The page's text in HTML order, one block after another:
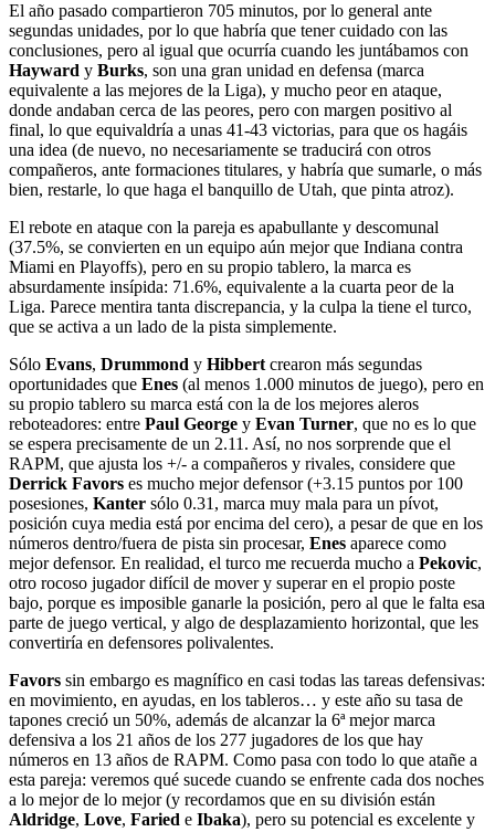
El año pasado compartieron 705 minutos, por lo general ante
segundas unidades, por lo que habría que tener cuidado con las
conclusiones, pero al igual que ocurría cuando les juntábamos con
Hayward y Burks, son una gran unidad en defensa (marca
equivalente a las mejores de la Liga), y mucho peor en ataque,
donde andaban cerca de las peores, pero con margen positivo al
final, lo que equivaldría a unas 41-43 victorias, para que os hagáis
una idea (de nuevo, no necesariamente se traducirá con otros
compañeros, ante formaciones titulares, y habría que sumarle, o más
bien, restarle, lo que haga el banquillo de Utah, que pinta atroz).
El rebote en ataque con la pareja es apabullante y descomunal
(37.5%, se convierten en un equipo aún mejor que Indiana contra
Miami en Playoffs), pero en su propio tablero, la marca es
absurdamente insípida: 71.6%, equivalente a la cuarta peor de la
Liga. Parece mentira tanta discrepancia, y la culpa la tiene el turco,
que se activa a un lado de la pista simplemente.
Sólo Evans, Drummond y Hibbert crearon más segundas
oportunidades que Enes (al menos 1.000 minutos de juego), pero en
su propio tablero su marca está con la de los mejores aleros
reboteadores: entre Paul George y Evan Turner, que no es lo que
se espera precisamente de un 2.11. Así, no nos sorprende que el
RAPM, que ajusta los +/- a compañeros y rivales, considere que
Derrick Favors es mucho mejor defensor (+3.15 puntos por 100
posesiones, Kanter sólo 0.31, marca muy mala para un pívot,
posición cuya media está por encima del cero), a pesar de que en los
números dentro/fuera de pista sin procesar, Enes aparece como
mejor defensor. En realidad, el turco me recuerda mucho a Pekovic,
otro rocoso jugador difícil de mover y superar en el propio poste
bajo, porque es imposible ganarle la posición, pero al que le falta esa
parte de juego vertical, y algo de desplazamiento horizontal, que les
convertiría en defensores polivalentes.
Favors sin embargo es magnífico en casi todas las tareas defensivas:
en movimiento, en ayudas, en los tableros… y este año su tasa de
tapones creció un 50%, además de alcanzar la 6ª mejor marca
defensiva a los 21 años de los 277 jugadores de los que hay
números en 13 años de RAPM. Como pasa con todo lo que atañe a
esta pareja: veremos qué sucede cuando se enfrente cada dos noches
a lo mejor de lo mejor (y recordamos que en su división están
Aldridge, Love, Faried e Ibaka), pero su potencial es excelente y